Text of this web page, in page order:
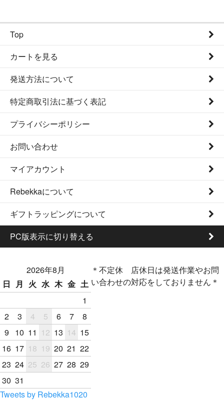
Top
カートを見る
発送方法について
特定商取引法に基づく表記
プライバシーポリシー
お問い合わせ
マイアカウント
Rebekkaについて
ギフトラッピングについて
PC版表示に切り替える
2026年8月
日
月 火 水 木 金 土
1
2
3 4 5 6 7
8
9
10 11 12 13 14 15
16 17 18 19 20 21 22
23 24 25 26 27 28 29
30 31
＊不定休 店休日は発送作業やお問
い合わせの対応をしておりません＊
Tweets by Rebekka1020